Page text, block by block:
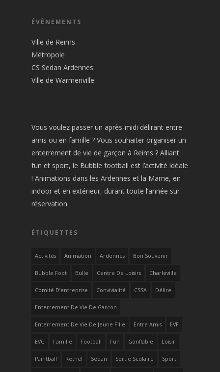
ÉVÈNEMENTS
Ville de Reims
Métropole
CS Sedan Ardennes
Ville de Warmeriville
Vous voulez passer un après-midi délirant entre
amis ou en famille ? Vous souhaiter organiser un
enterrement de vie de garçon à Reims ? Alliant
fun et sport, le Bubble football est l’activité idéale
! Animations dans les Ardennes et la Marne, en
indoor et en extérieur, durant toute l’année sur
réservation.
ÉTIQUETTES
Activités Animation Ardennes Bon Souvenir
Bubble Foot Bulle Centre De Loisirs Charleville
Comité D’entreprise Convivialité CSSA Délire
Enterrement De Vie De Garcon
Enterrement De Vie De Jeune Fille Entre Amis EVF
EVG Famille Football Fun Gonflable Loisir
Paintball Rethel Sedan Sortie Scolaire Sport